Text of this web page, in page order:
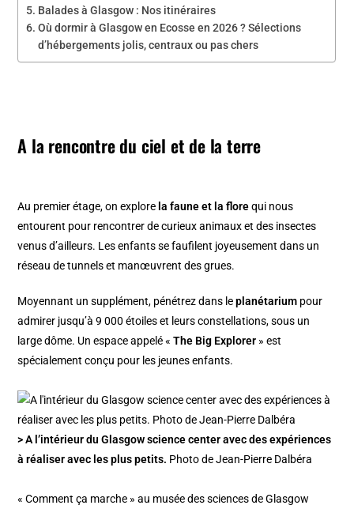
Balades à Glasgow : Nos itinéraires
Où dormir à Glasgow en Ecosse en 2026 ? Sélections
d’hébergements jolis, centraux ou pas chers
A la rencontre du ciel et de la terre
Au premier étage, on explore la faune et la florequi nous
entourent pour rencontrer de curieux animaux et des insectes
venus d’ailleurs. Les enfants se faufilent joyeusement dans un
réseau de tunnels et manœuvrent des grues.
Moyennant un supplément, pénétrez dans leplanétarium pour
admirer jusqu’à 9 000 étoiles et leurs constellations, sous un
large dôme. Un espace appelé «The Big Explorer » est
spécialement conçu pour les jeunes enfants.
> A l’intérieur du Glasgow science center avec des expériences
à réaliser avec les plus petits. Photo de Jean-Pierre Dalbéra
« Comment ça marche » au musée des sciences de Glasgow